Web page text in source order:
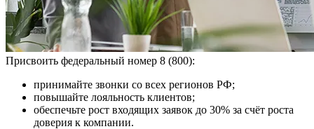
Присвоить федеральный номер 8 (800):
принимайте звонки со всех регионов РФ;
повышайте лояльность клиентов;
обеспечьте рост входящих заявок до 30% за счёт роста
доверия к компании.